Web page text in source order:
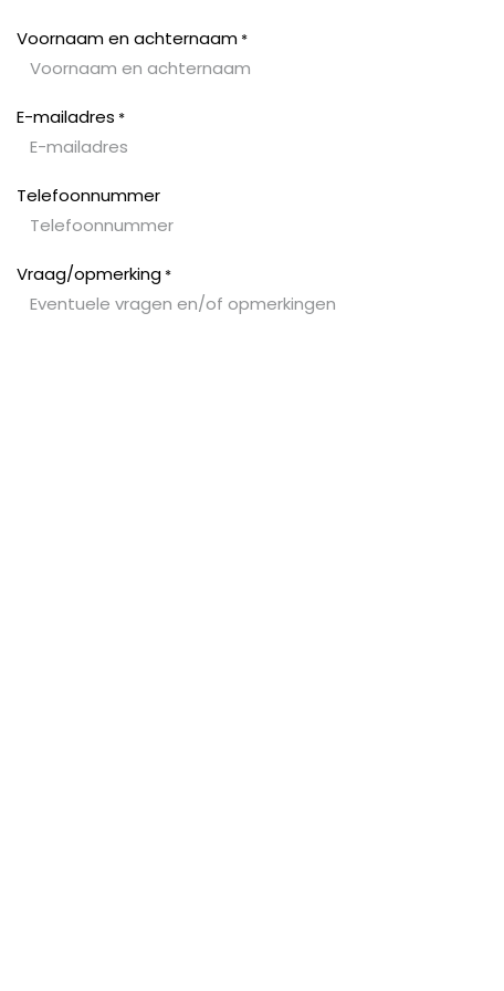
Voornaam en achternaam *
E-mailadres *
Telefoonnummer
Vraag/opmerking *